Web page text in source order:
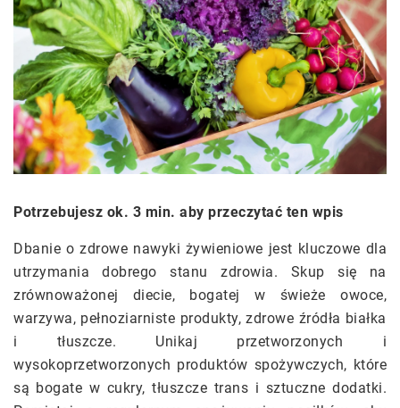
Potrzebujesz ok. 3 min. aby przeczytać ten wpis
Dbanie o zdrowe nawyki żywieniowe jest kluczowe dla
utrzymania dobrego stanu zdrowia. Skup się na
zrównoważonej diecie, bogatej w świeże owoce,
warzywa, pełnoziarniste produkty, zdrowe źródła białka
i tłuszcze. Unikaj przetworzonych i
wysokoprzetworzonych produktów spożywczych, które
są bogate w cukry, tłuszcze trans i sztuczne dodatki.